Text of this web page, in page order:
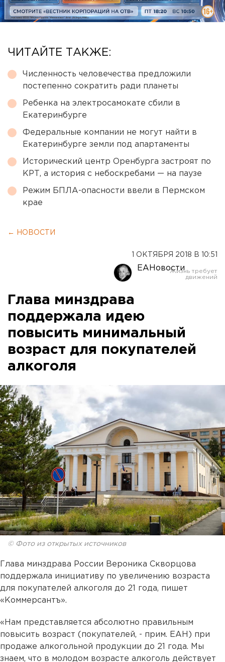
ЧИТАЙТЕ ТАКЖЕ:
Численность человечества предложили
постепенно сократить ради планеты
Ребенка на электросамокате сбили в
Екатеринбурге
Федеральные компании не могут найти в
Екатеринбурге земли под апартаменты
Исторический центр Оренбурга застроят по
КРТ, а история с небоскребами — на паузе
Режим БПЛА-опасности ввели в Пермском
крае
← НОВОСТИ
1 ОКТЯБРЯ 2018 В 10:51
ЕАНовости
Глава минздрава
поддержала идею
повысить минимальный
возраст для покупателей
алкоголя
© Фото из открытых источников
Глава минздрава России Вероника Скворцова
поддержала инициативу по увеличению возраста
для покупателей алкоголя до 21 года, пишет
«Коммерсантъ».
«Нам представляется абсолютно правильным
повысить возраст (покупателей, - прим. ЕАН) при
продаже алкогольной продукции до 21 года. Мы
знаем, что в молодом возрасте алкоголь действует